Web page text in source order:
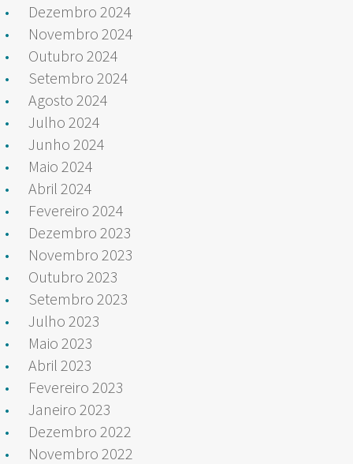
Dezembro 2024
Novembro 2024
Outubro 2024
Setembro 2024
Agosto 2024
Julho 2024
Junho 2024
Maio 2024
Abril 2024
Fevereiro 2024
Dezembro 2023
Novembro 2023
Outubro 2023
Setembro 2023
Julho 2023
Maio 2023
Abril 2023
Fevereiro 2023
Janeiro 2023
Dezembro 2022
Novembro 2022